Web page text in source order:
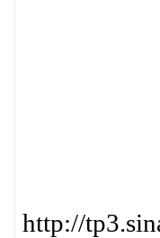
http://